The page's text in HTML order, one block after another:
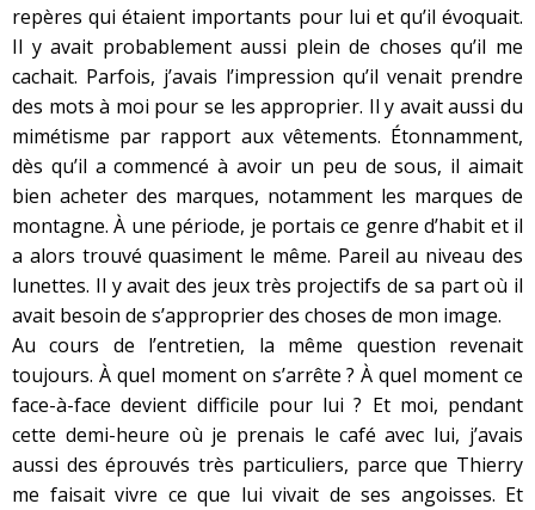
repères qui étaient importants pour lui et qu’il évoquait.
Il y avait probablement aussi plein de choses qu’il me
cachait. Parfois, j’avais l’impression qu’il venait prendre
des mots à moi pour se les approprier. Il y avait aussi du
mimétisme par rapport aux vêtements. Étonnamment,
dès qu’il a commencé à avoir un peu de sous, il aimait
bien acheter des marques, notamment les marques de
montagne. À une période, je portais ce genre d’habit et il
a alors trouvé quasiment le même. Pareil au niveau des
lunettes. Il y avait des jeux très projectifs de sa part où il
avait besoin de s’approprier des choses de mon image.
Au cours de l’entretien, la même question revenait
toujours. À quel moment on s’arrête ? À quel moment ce
face-à-face devient difficile pour lui ? Et moi, pendant
cette demi-heure où je prenais le café avec lui, j’avais
aussi des éprouvés très particuliers, parce que Thierry
me faisait vivre ce que lui vivait de ses angoisses. Et